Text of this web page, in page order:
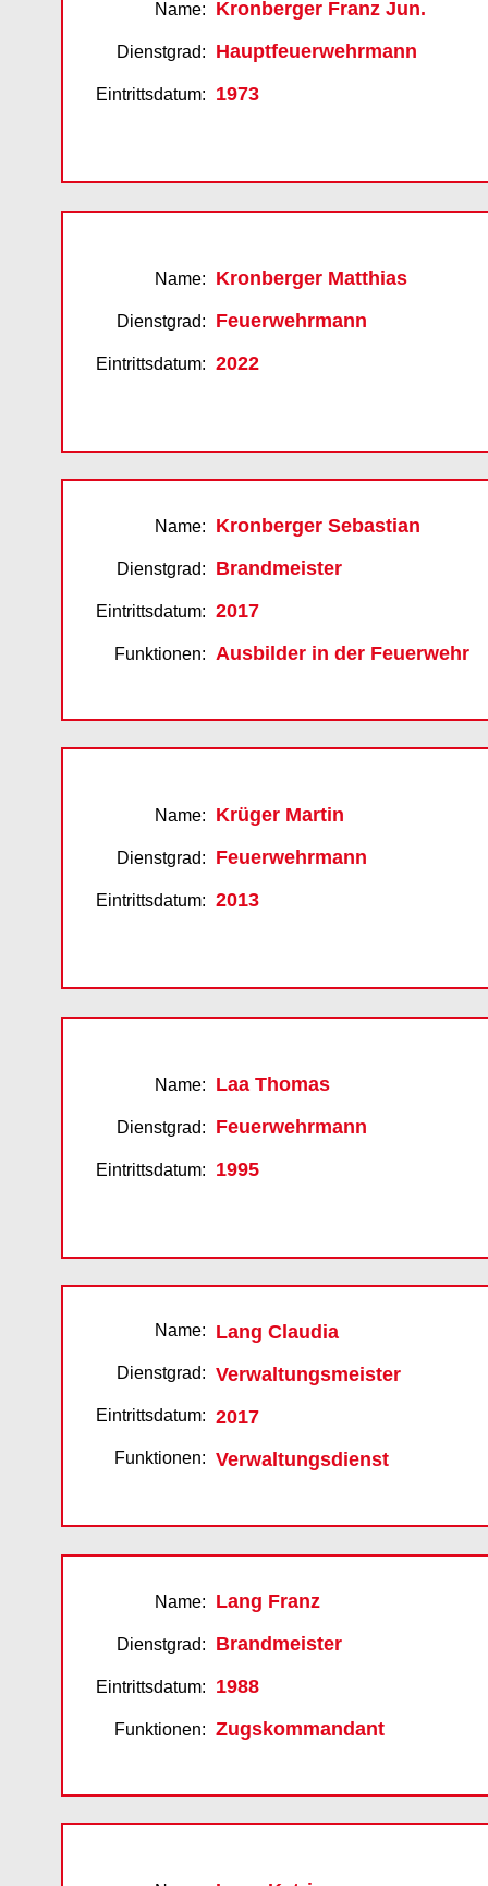
Name:
Dienstgrad:
Eintrittsdatum:
Kronberger Franz Jun.
Hauptfeuerwehrmann
1973
Name:
Dienstgrad:
Eintrittsdatum:
Kronberger Matthias
Feuerwehrmann
2022
Name:
Dienstgrad:
Eintrittsdatum:
Funktionen:
Kronberger Sebastian
Brandmeister
2017
Ausbilder in der Feuerwehr
Name:
Dienstgrad:
Eintrittsdatum:
Krüger Martin
Feuerwehrmann
2013
Name:
Dienstgrad:
Eintrittsdatum:
Laa Thomas
Feuerwehrmann
1995
Name:
Dienstgrad:
Eintrittsdatum:
Funktionen:
Lang Claudia
Verwaltungsmeister
2017
Verwaltungsdienst
Name:
Dienstgrad:
Eintrittsdatum:
Funktionen:
Lang Franz
Brandmeister
1988
Zugskommandant